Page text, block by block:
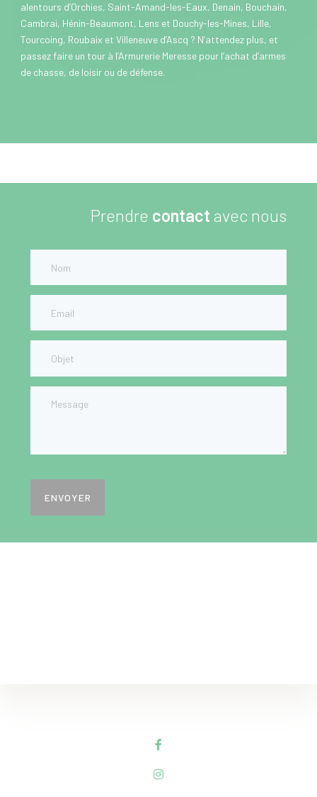
alentours d’Orchies, Saint-Amand-les-Eaux, Denain, Bouchain,
Cambrai, Hénin-Beaumont, Lens et Douchy-les-Mines, Lille,
Tourcoing, Roubaix et Villeneuve d’Ascq ? N’attendez plus, et
passez faire un tour à l’Armurerie Meresse pour l’achat d’armes
de chasse, de loisir ou de défense.
Prendre contact avec nous
ENVOYER